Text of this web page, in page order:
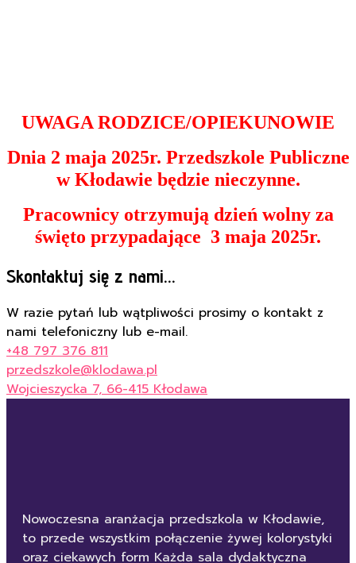
UWAGA RODZICE/OPIEKUNOWIE
Dnia 2 maja 2025r. Przedszkole Publiczne
w Kłodawie będzie nieczynne.
Pracownicy otrzymują dzień wolny za
święto przypadające 3 maja 2025r.
Skontaktuj się z nami...
W razie pytań lub wątpliwości prosimy o kontakt z
nami telefoniczny lub e-mail.
+48 797 376 811
przedszkole@klodawa.pl
Wojcieszycka 7, 66-415 Kłodawa
Nowoczesna aranżacja przedszkola w Kłodawie,
to przede wszystkim połączenie żywej kolorystyki
oraz ciekawych form Każda sala dydaktyczna